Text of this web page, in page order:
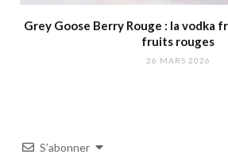
Grey Goose Berry Rouge : la vodka
fruits rouges
26 MARS 2026
S’abonner